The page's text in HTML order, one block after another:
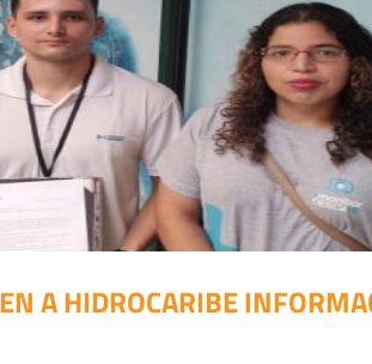
A HIDROCARIBE